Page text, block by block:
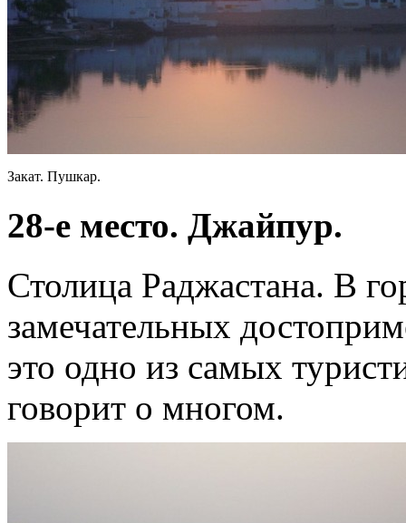
Закат. Пушкар.
28-е место. Джайпур.
Столица Раджастана. В
замечательных
это одно из самых
говорит о многом.